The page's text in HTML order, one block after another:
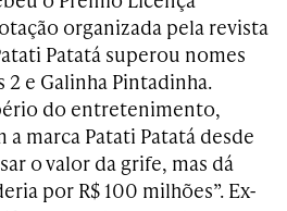
organizada pela revista
Patatá superou nomes
2 e Galinha Pintadinha.
do entretenimento,
a marca Patati Patatá desde
o valor da grife, mas dá
por R$ 100 milhões”. Ex-